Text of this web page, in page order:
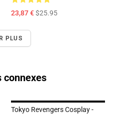
23,87 €$25.95
PLUS
connexes
Tokyo Revengers Cosplay -